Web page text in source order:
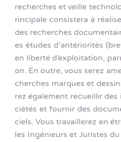
recherches et veille
rincipale consistera à
des recherches
es études d’antériorités
en liberté d’exploitation,
on. En outre, vous serez
cherches marques et
rez également recueillir
ciétés et fournir des
ciels. Vous travaillerez en
les Ingénieurs et Juristes